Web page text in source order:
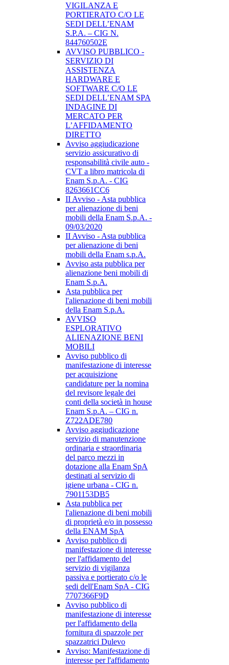
VIGILANZA E
PORTIERATO C/O LE
SEDI DELL’ENAM
S.P.A. – CIG N.
844760502E
AVVISO PUBBLICO -
SERVIZIO DI
ASSISTENZA
HARDWARE E
SOFTWARE C/O LE
SEDI DELL’ENAM SPA
INDAGINE DI
MERCATO PER
L’AFFIDAMENTO
DIRETTO
Avviso aggiudicazione
servizio assicurativo di
responsabilità civile auto -
CVT a libro matricola di
Enam S.p.A. - CIG
8263661CC6
II Avviso - Asta pubblica
per alienazione di beni
mobili della Enam S.p.A. -
09/03/2020
II Avviso - Asta pubblica
per alienazione di beni
mobili della Enam s.p.A.
Avviso asta pubblica per
alienazione beni mobili di
Enam S.p.A.
Asta pubblica per
l'alienazione di beni mobili
della Enam S.p.A.
AVVISO
ESPLORATIVO
ALIENAZIONE BENI
MOBILI
Avviso pubblico di
manifestazione di interesse
per acquisizione
candidature per la nomina
del revisore legale dei
conti della società in house
Enam S.p.A. – CIG n.
Z722ADE780
Avviso aggiudicazione
servizio di manutenzione
ordinaria e straordinaria
del parco mezzi in
dotazione alla Enam SpA
destinati al servizio di
igiene urbana - CIG n.
7901153DB5
Asta pubblica per
l'alienazione di beni mobili
di proprietà e/o in possesso
della ENAM SpA
Avviso pubblico di
manifestazione di interesse
per l'affidamento del
servizio di vigilanza
passiva e portierato c/o le
sedi dell'Enam SpA - CIG
7707366F9D
Avviso pubblico di
manifestazione di interesse
per l'affidamento della
fornitura di spazzole per
spazzatrici Dulevo
Avviso: Manifestazione di
interesse per l'affidamento